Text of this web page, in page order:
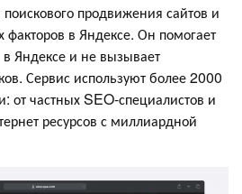
продвижения сайтов и
факторов в Яндексе. Он помогает
Яндексе и не вызывает
Сервис используют более 2000
от частных SEO-специалистов и
ресурсов с миллиардной